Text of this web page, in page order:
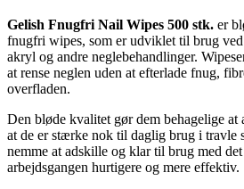
Gelish Fnugfri Nail Wipes 500 stk. er
fnugfri wipes, som er udviklet til brug
akryl og andre neglebehandlinger.
at rense neglen uden at efterlade fnug,
overfladen.
Den bløde kvalitet gør dem behagelige at
at de er stærke nok til daglig brug i travle
nemme at adskille og klar til brug med
arbejdsgangen hurtigere og mere effektiv.